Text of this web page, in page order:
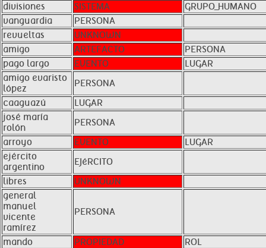
divisiones
SISTEMA
GRUPO_HUMANO
vanguardia
PERSONA
revueltas
UNKNOWN
amigo
ARTEFACTO
PERSONA
pago largo
EVENTO
LUGAR
amigo evaristo
lópez
PERSONA
caaguazú
LUGAR
josé maría
rolón
PERSONA
arroyo
EVENTO
LUGAR
ejército
argentino
EJéRCITO
libres
UNKNOWN
general
manuel
vicente
ramírez
PERSONA
mando PROPIEDAD
ROL